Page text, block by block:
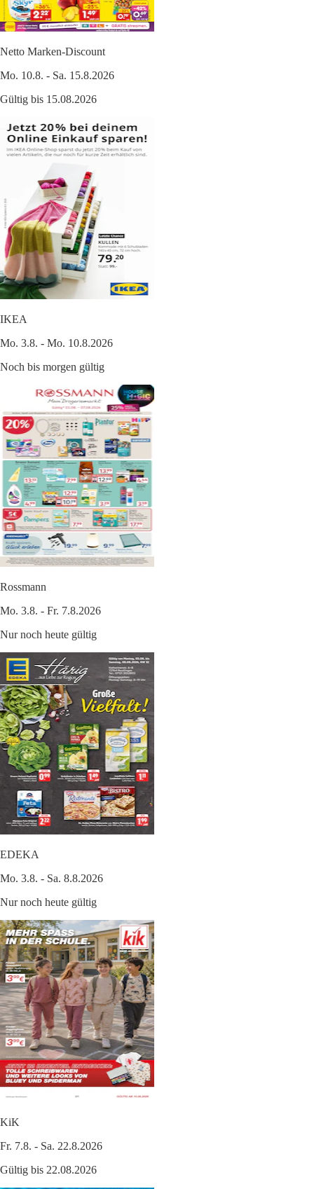
Netto Marken-Discount
Mo. 10.8. - Sa. 15.8.2026
Gültig bis 15.08.2026
IKEA
Mo. 3.8. - Mo. 10.8.2026
Noch bis morgen gültig
Rossmann
Mo. 3.8. - Fr. 7.8.2026
Nur noch heute gültig
EDEKA
Mo. 3.8. - Sa. 8.8.2026
Nur noch heute gültig
KiK
Fr. 7.8. - Sa. 22.8.2026
Gültig bis 22.08.2026